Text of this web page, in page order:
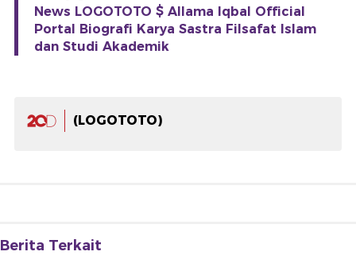
News LOGOTOTO $ Allama Iqbal Official
Portal Biografi Karya Sastra Filsafat Islam
dan Studi Akademik
(LOGOTOTO)
Berita Terkait